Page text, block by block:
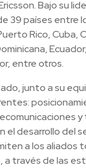
Bajo su
39 países entre
Rico, Cuba,
entre otros.
junto a su
y
el desarrollo del
a los aliados
a través de las